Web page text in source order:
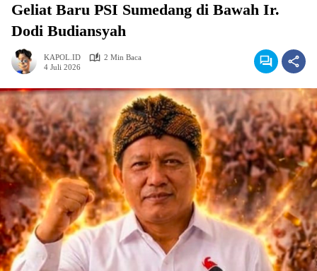
Geliat Baru PSI Sumedang di Bawah Ir.
Dodi Budiansyah
KAPOL.ID
2 Min Baca
4 Juli 2026